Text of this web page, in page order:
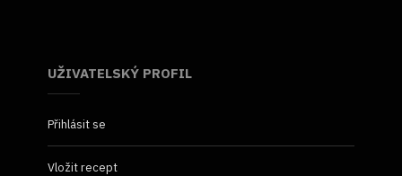
UŽIVATELSKÝ PROFIL
Přihlásit se
Vložit recept